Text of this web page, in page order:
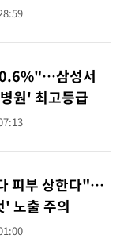
삼성서
원' 최고등급
피부 상한다"…
노출 주의